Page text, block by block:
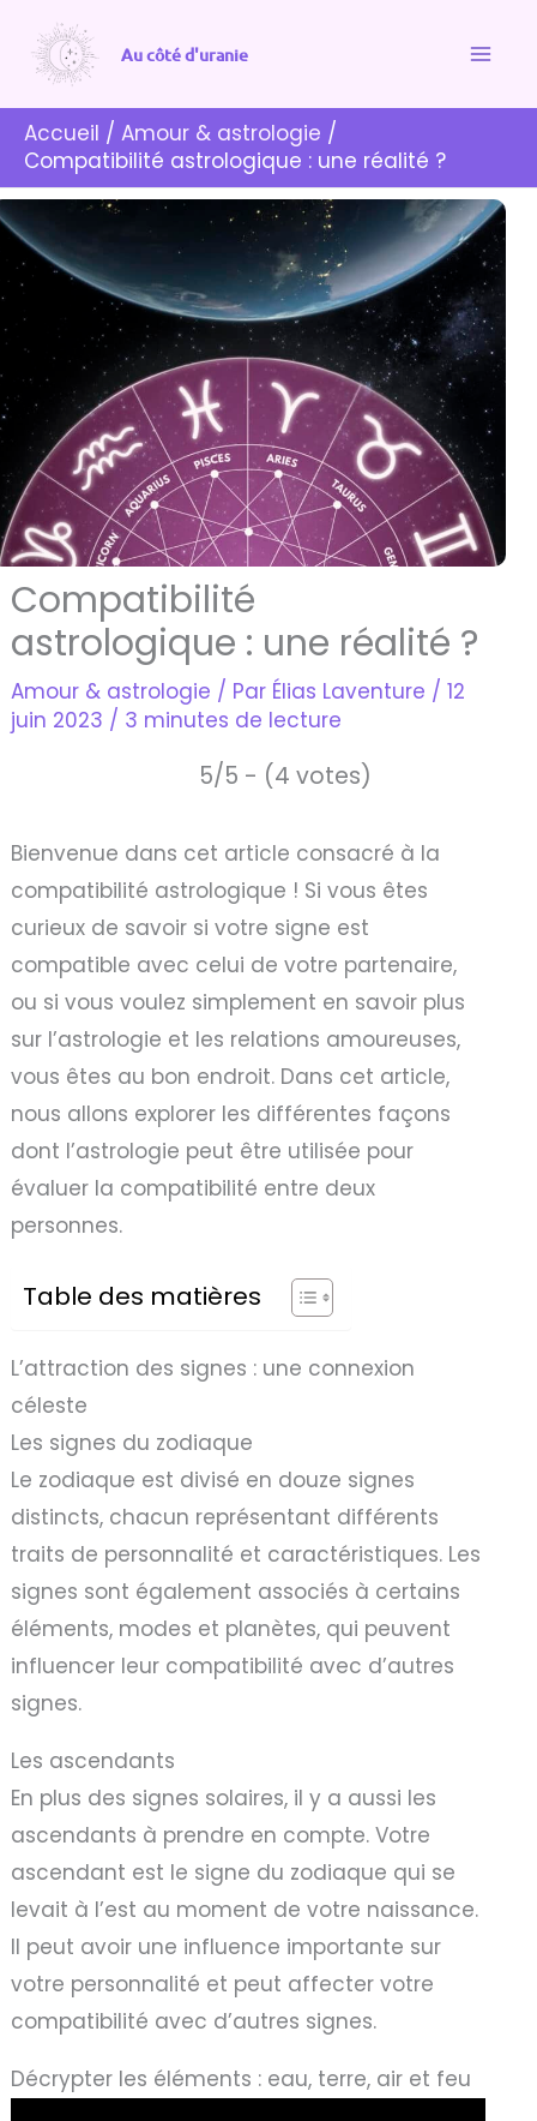
contenu
Au côté d'uranie
Accueil
Amour & astrologie
Compatibilité astrologique : une réalité ?
Compatibilité
astrologique : une réalité ?
Amour & astrologie / Par Élias Laventure /12
juin 2023 / 3 minutes de lecture
5/5 - (4 votes)
Bienvenue dans cet article consacré à la
compatibilité astrologique ! Si vous êtes
curieux de savoir si votre signe est
compatible avec celui de votre partenaire,
ou si vous voulez simplement en savoir plus
sur l’astrologie et les relations amoureuses,
vous êtes au bon endroit. Dans cet article,
nous allons explorer les différentes façons
dont l’astrologie peut être utilisée pour
évaluer la compatibilité entre deux
personnes.
Table des matières
L’attraction des signes : une connexion
céleste
Les signes du zodiaque
Le zodiaque est divisé en douze signes
distincts, chacun représentant différents
traits de personnalité et caractéristiques. Les
signes sont également associés à certains
éléments, modes et planètes, qui peuvent
influencer leur compatibilité avec d’autres
signes.
Les ascendants
En plus des signes solaires, il y a aussi les
ascendants à prendre en compte. Votre
ascendant est le signe du zodiaque qui se
levait à l’est au moment de votre naissance.
Il peut avoir une influence importante sur
votre personnalité et peut affecter votre
compatibilité avec d’autres signes.
Décrypter les éléments : eau, terre, air et feu
e
c
h
e
c
r